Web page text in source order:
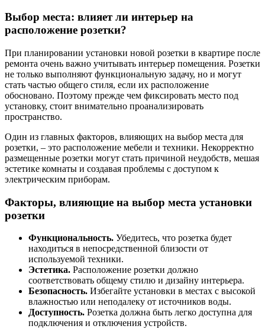
Выбор места: влияет ли интерьер на
расположение розетки?
При планировании установки новой розетки в квартире после
ремонта очень важно учитывать интерьер помещения. Розетки
не только выполняют функциональную задачу, но и могут
стать частью общего стиля, если их расположение
обосновано. Поэтому прежде чем фиксировать место под
установку, стоит внимательно проанализировать
пространство.
Один из главных факторов, влияющих на выбор места для
розетки, – это расположение мебели и техники. Некорректно
размещенные розетки могут стать причиной неудобств, мешая
эстетике комнаты и создавая проблемы с доступом к
электрическим приборам.
Факторы, влияющие на выбор места установки
розетки
Функциональность. Убедитесь, что розетка будет
находиться в непосредственной близости от
используемой техники.
Эстетика. Расположение розетки должно
соответствовать общему стилю и дизайну интерьера.
Безопасность. Избегайте установки в местах с высокой
влажностью или неподалеку от источников воды.
Доступность. Розетка должна быть легко доступна для
подключения и отключения устройств.